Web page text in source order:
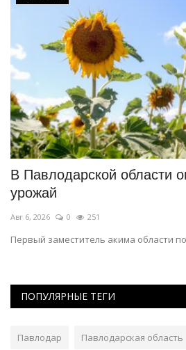
В Павлодарской области
урожай
Авг 6, 2026 0 251
Первый заместитель акима области
ПОПУЛЯРНЫЕ ТЕГИ
Павлодар Павлодарская область